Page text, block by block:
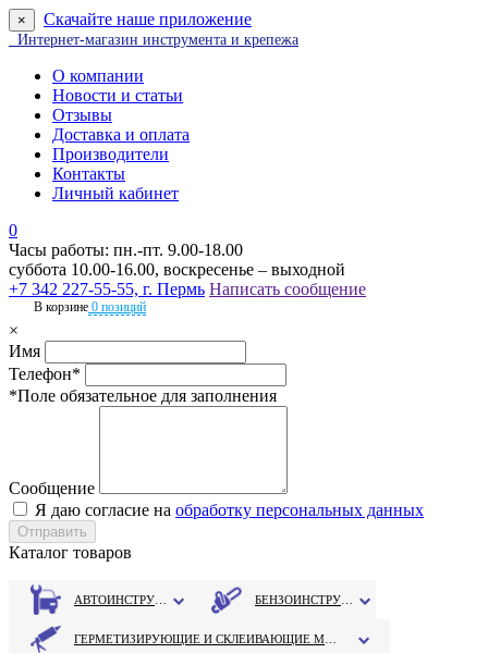
× Скачайте наше приложение
Интернет-магазин инструмента и крепежа
О компании
Новости и статьи
Отзывы
Доставка и оплата
Производители
Контакты
Личный кабинет
0
Часы работы: пн.-пт. 9.00-18.00
суббота 10.00-16.00, воскресенье – выходной
+7 342 227-55-55, г. Пермь Написать сообщение
В корзине 0 позиций
×
Имя
Телефон*
*Поле обязательное для заполнения
Сообщение
Я даю согласие на обработку персональных данных
Каталог товаров